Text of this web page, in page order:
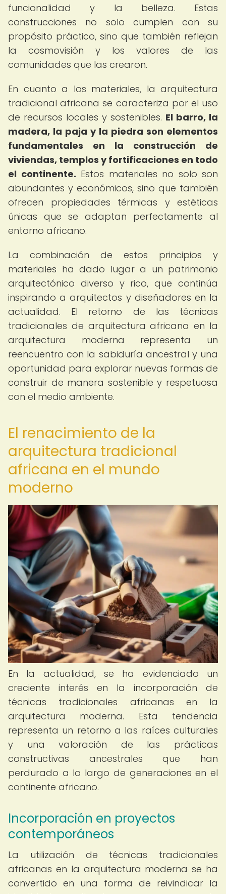
funcionalidad y la belleza. Estas
construcciones no solo cumplen con su
propósito práctico, sino que también reflejan
la cosmovisión y los valores de las
comunidades que las crearon.
En cuanto a los materiales, la arquitectura
tradicional africana se caracteriza por el uso
de recursos locales y sostenibles. El barro, la
madera, la paja y la piedra son elementos
fundamentales en la construcción de
viviendas, templos y fortificaciones en todo
el continente. Estos materiales no solo son
abundantes y económicos, sino que también
ofrecen propiedades térmicas y estéticas
únicas que se adaptan perfectamente al
entorno africano.
La combinación de estos principios y
materiales ha dado lugar a un patrimonio
arquitectónico diverso y rico, que continúa
inspirando a arquitectos y diseñadores en la
actualidad. El retorno de las técnicas
tradicionales de arquitectura africana en la
arquitectura moderna representa un
reencuentro con la sabiduría ancestral y una
oportunidad para explorar nuevas formas de
construir de manera sostenible y respetuosa
con el medio ambiente.
El renacimiento de la
arquitectura tradicional
africana en el mundo
moderno
En la actualidad, se ha evidenciado un
creciente interés en la incorporación de
técnicas tradicionales africanas en la
arquitectura moderna. Esta tendencia
representa un retorno a las raíces culturales
y una valoración de las prácticas
constructivas ancestrales que han
perdurado a lo largo de generaciones en el
continente africano.
Incorporación en proyectos
contemporáneos
La utilización de técnicas tradicionales
africanas en la arquitectura moderna se ha
convertido en una forma de reivindicar la